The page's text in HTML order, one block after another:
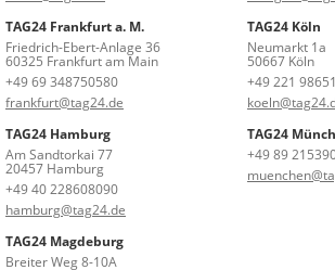
TAG24 Frankfurt a. M.
Friedrich-Ebert-Anlage 36
60325 Frankfurt am Main
+49 69 348750580
frankfurt@tag24.de
TAG24 Köln
Neumarkt 1a
50667 Köln
+49 221
TAG24 Hamburg
Am Sandtorkai 77
20457 Hamburg
+49 40 228608090
hamburg@tag24.de
TAG24
+49 89
TAG24 Magdeburg
Breiter Weg 8-10A